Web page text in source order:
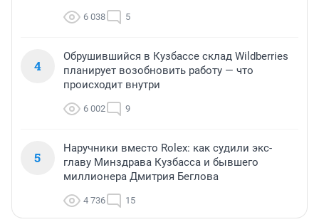
6 038 5
4
Обрушившийся в Кузбассе склад Wildberries
планирует возобновить работу — что
происходит внутри
6 002 9
5
Наручники вместо Rolex: как судили экс-
главу Минздрава Кузбасса и бывшего
миллионера Дмитрия Беглова
4 736 15